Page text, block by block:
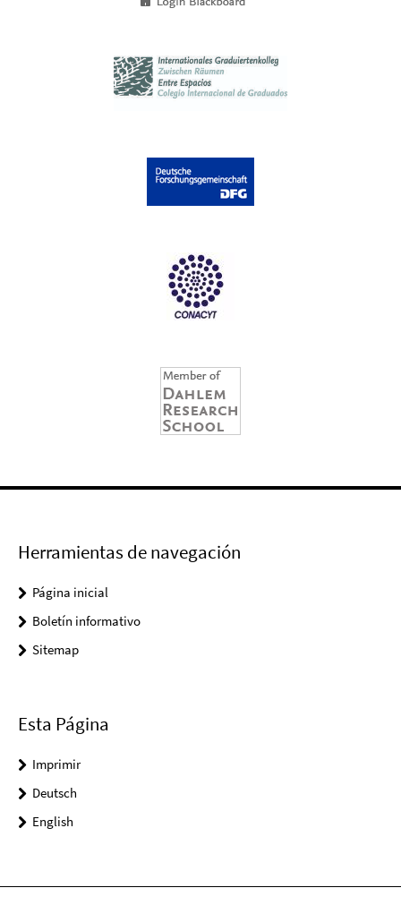
Herramientas de navegación
Página inicial
Boletín informativo
Sitemap
Esta Página
Imprimir
Deutsch
English